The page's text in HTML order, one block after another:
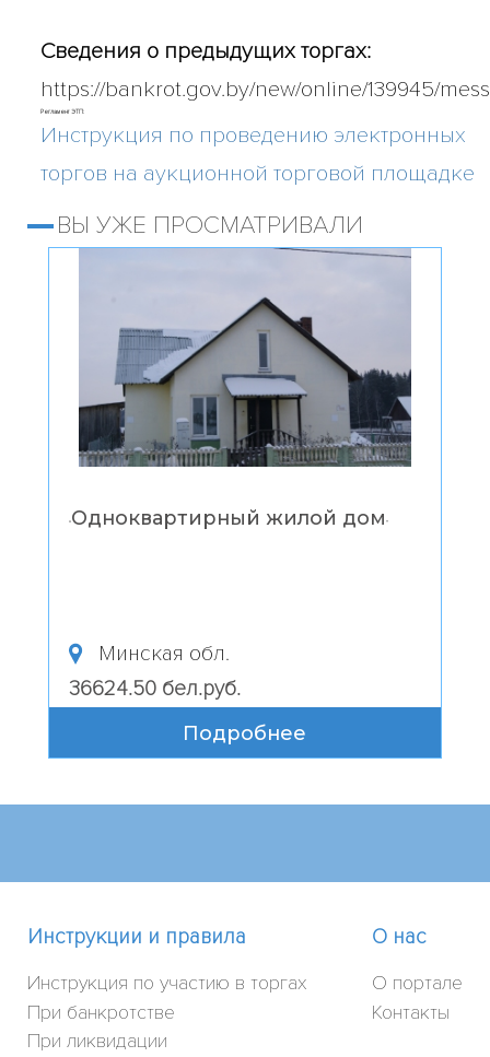
Сведения о предыдущих торгах:
https://bankrot.gov.by/new/online/139945/
Регламент ЭТП:
Инструкция по проведению электронных
торгов на аукционной торговой площадке
ВЫ УЖЕ ПРОСМАТРИВАЛИ
“Одноквартирный жилой дом ”
Минская обл.
36624.50 бел.руб.
Подробнее
Инструкции и правила
Инструкция по участию в торгах
При банкротстве
При ликвидации
О нас
О портале
Контакты